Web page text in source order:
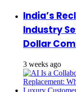
India’s
Industry
Dollar
3 weeks ago